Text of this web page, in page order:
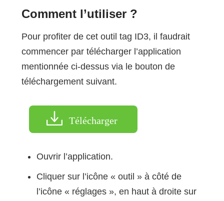
Comment l’utiliser ?
Pour profiter de cet outil tag ID3, il faudrait
commencer par télécharger l’application
mentionnée ci-dessus via le bouton de
téléchargement suivant.
Télécharger
Ouvrir l’application.
Cliquer sur l’icône « outil » à côté de
l’icône « réglages », en haut à droite sur